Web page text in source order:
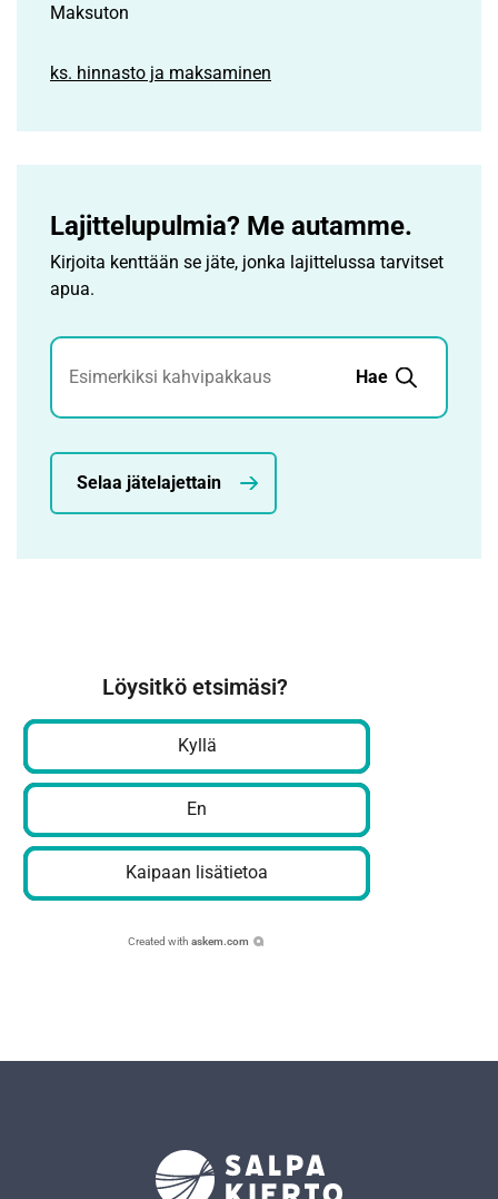
Maksuton
ks. hinnasto ja maksaminen
Lajittelupulmia? Me autamme.
Kirjoita kenttään se jäte, jonka lajittelussa tarvitset
apua.
Jätehaku
Hae
Selaa jätelajettain
Löysitkö etsimäsi?
Kyllä
En
Kaipaan lisätietoa
Created with askem.com